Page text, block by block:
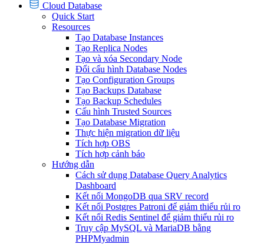
Cloud Database
Quick Start
Resources
Tạo Database Instances
Tạo Replica Nodes
Tạo và xóa Secondary Node
Đổi cấu hình Database Nodes
Tạo Configuration Groups
Tạo Backups Database
Tạo Backup Schedules
Cấu hình Trusted Sources
Tạo Database Migration
Thực hiện migration dữ liệu
Tích hợp OBS
Tích hợp cảnh báo
Hướng dẫn
Cách sử dụng Database Query Analytics
Dashboard
Kết nối MongoDB qua SRV record
Kết nối Postgres Patroni để giảm thiểu rủi ro
Kết nối Redis Sentinel để giảm thiểu rủi ro
Truy cập MySQL và MariaDB bằng
PHPMyadmin